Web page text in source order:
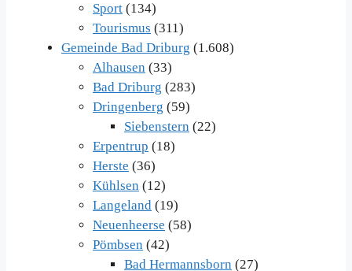
Sport (134)
Tourismus (311)
Gemeinde Bad Driburg (1.608)
Alhausen (33)
Bad Driburg (283)
Dringenberg (59)
Siebenstern (22)
Erpentrup (18)
Herste (36)
Kühlsen (12)
Langeland (19)
Neuenheerse (58)
Pömbsen (42)
Bad Hermannsborn (27)